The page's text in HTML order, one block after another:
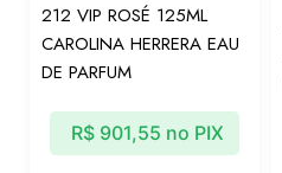
212 VIP ROSÉ 125ML
CAROLINA HERRERA EAU
DE PARFUM
R$901,55 no PIX